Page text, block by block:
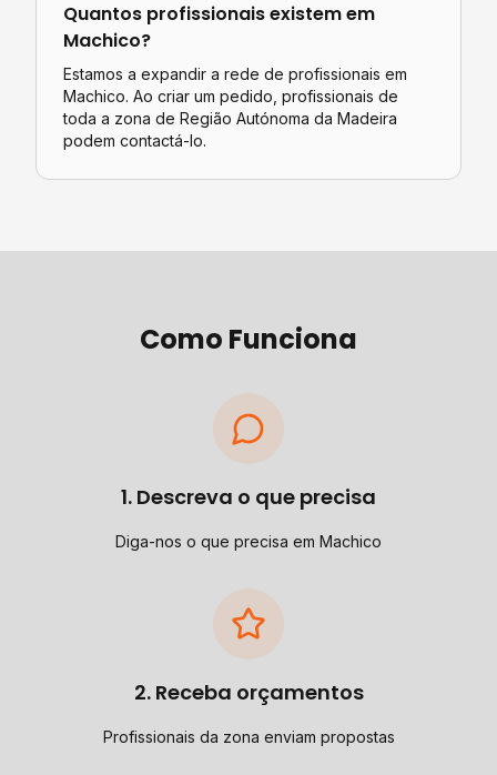
Quantos profissionais existem em
Machico?
Estamos a expandir a rede de profissionais em
Machico. Ao criar um pedido, profissionais de
toda a zona de Região Autónoma da Madeira
podem contactá-lo.
Como Funciona
1. Descreva o que precisa
Diga-nos o que precisa em Machico
2. Receba orçamentos
Profissionais da zona enviam propostas